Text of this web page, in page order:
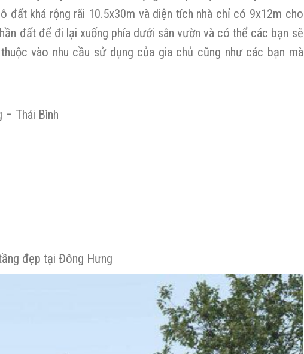
đất khá rộng rãi 10.5x30m và diện tích nhà chỉ có 9x12m cho
đất để đi lại xuống phía dưới sân vườn và có thể các bạn sẽ
vào nhu cầu sử dụng của gia chủ cũng như các bạn mà
– Thái Bình
đẹp tại Đông Hưng